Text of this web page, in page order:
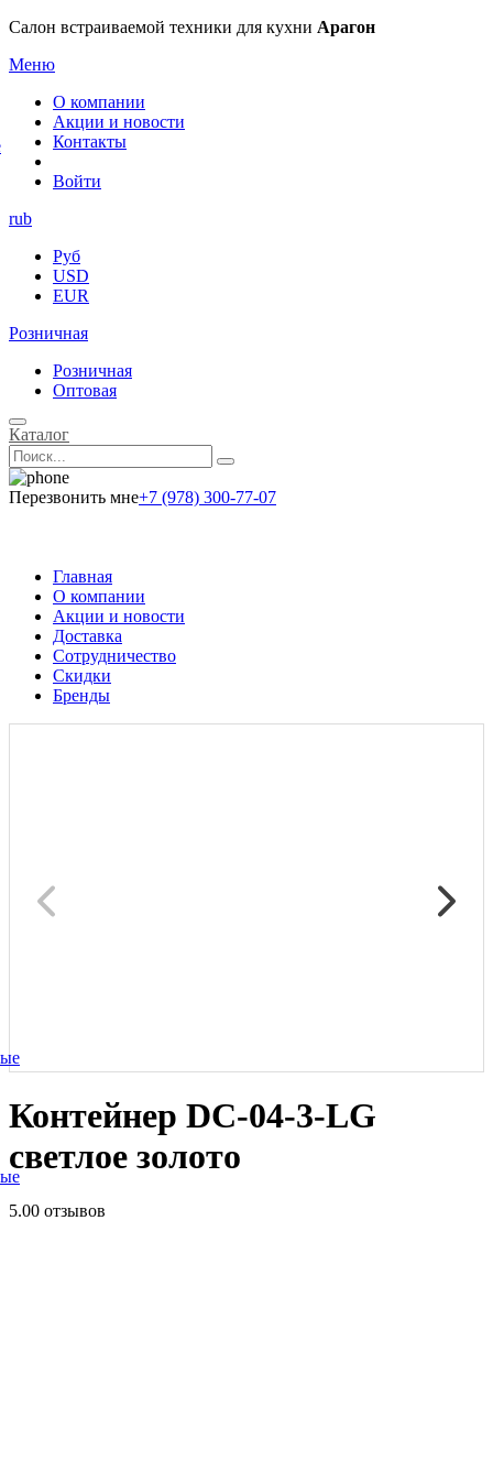
Салон встраиваемой техники для кухни Арагон
Меню
О компании
Акции и новости
Контакты
Войти
rub
Руб
USD
EUR
Розничная
Розничная
Оптовая
Каталог
Перезвонить мне+7 (978) 300-77-07
Главная
О компании
Акции и новости
Доставка
Сотрудничество
Скидки
Бренды
Контейнер DC-04-3-LG
светлое золото
5.00 отзывов